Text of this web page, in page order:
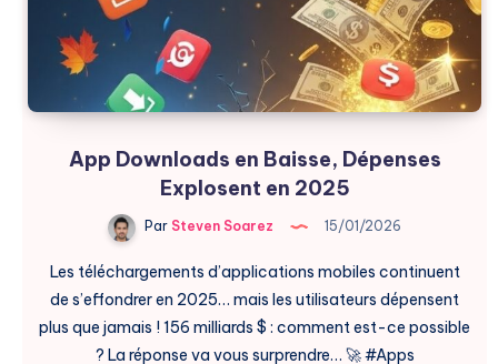
App Downloads en Baisse, Dépenses
Explosent en 2025
Par Steven Soarez 15/01/2026
Les téléchargements d’applications mobiles continuent
de s’effondrer en 2025… mais les utilisateurs dépensent
plus que jamais ! 156 milliards $ : comment est-ce possible
? La réponse va vous surprendre… 🚀 #Apps